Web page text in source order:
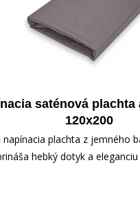
saténová plachta
120x200
napínacia plachta z jemného
hebký dotyk a